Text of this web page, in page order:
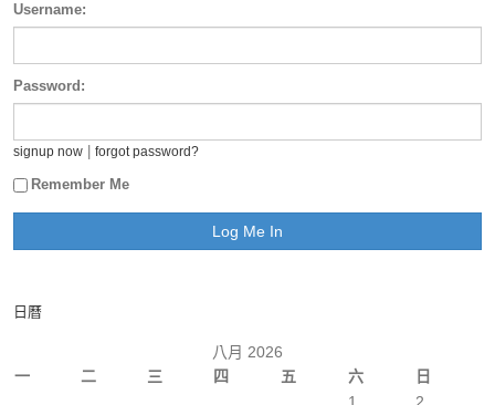
Username:
Password:
signup now forgot password?
Remember Me
日曆
八月 2026
一
二 三 四 五 六 日